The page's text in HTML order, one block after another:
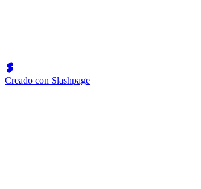
Creado con Slashpage